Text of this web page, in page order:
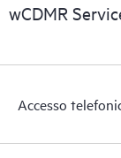
le modalità di
senza dover
servizio HPE
prestazioni,
wCDMR
Accesso